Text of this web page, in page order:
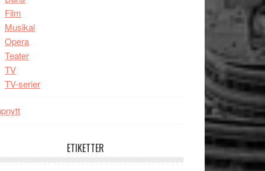
Film
Musikal
Opera
Teater
TV
TV-serier
ETIKETTER